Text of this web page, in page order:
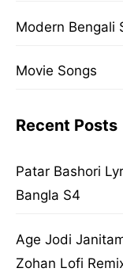
Modern Bengali
Movie Songs
Recent Posts
Patar Bashori
Bangla S4
Age Jodi Janitam
Zohan Lofi